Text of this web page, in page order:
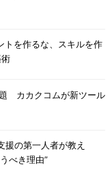
トを作るな、スキルを作
カカクコムが新ツール
援の第一人者が教え
べき理由”